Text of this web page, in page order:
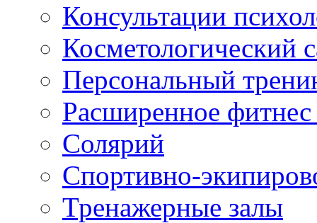
Консультации
Косметологический
Персональный
Расширенное фитнес
Солярий
Спортивно-
Тренажерные залы